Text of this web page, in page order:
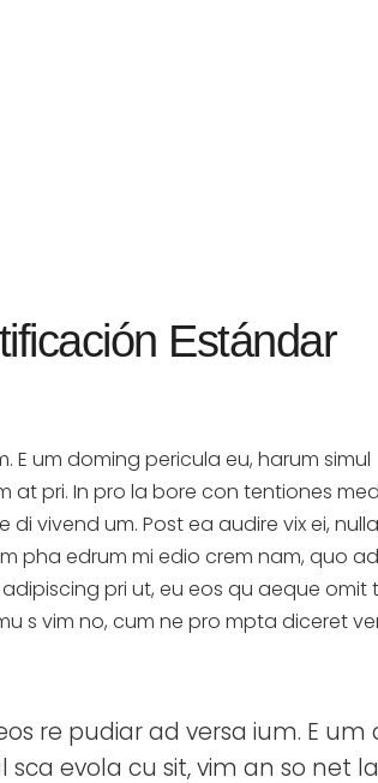
Estándar
E um doming pericula eu, harum simul
at pri. In pro la bore con tentiones
vivend um. Post ea audire vix ei,
pha edrum mi edio crem nam, quo
pri ut, eu eos qu aeque omit
s vim no, cum ne pro mpta diceret
re pudiar ad versa ium. E um
evola cu sit, vim an so net